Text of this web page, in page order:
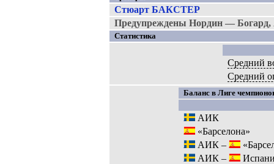
Стюарт БАКСТЕР
Предупреждены Нордин — Богард,
Статистика
Средний
Средний
Баланс в Лиге
АИК
«Барселона»
АИК –
АИК –